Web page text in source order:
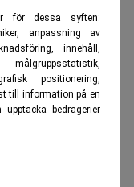
för dessa syften:
anpassning av
innehåll,
positionering,
till information på en
bedrägerier
”ovarian
ofta avgör
efter Buffett.
till sin filantropi.
Pledge”, ett